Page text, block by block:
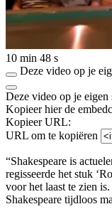
10 min 48 s
Deze video op je
Deze video op je eigen
Kopieer hier de
Kopieer URL:
URL om te kopiëren
“Shakespeare is
regisseerde het stuk
voor het laast te zien
Shakespeare tijdloos